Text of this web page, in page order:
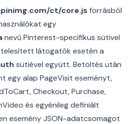
ct/core.js forrásból
egy
nevű Pinterest-specifikus sütivel
látogatók esetén a
sütiével együtt. Betöltés után
egy alap PageVisit eseményt,
Checkout, Purchase,
és egyénileg definiált
esemény JSON-adatcsomagot